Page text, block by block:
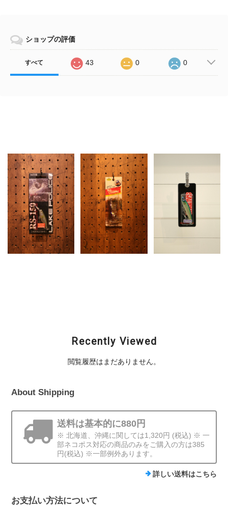
ショップの評価
すべて 43 0 0
Recently Viewed
閲覧履歴はまだありません。
About Shipping
送料は基本的に880円
※ 北海道、沖縄に関しては1,320円 (税込) ※ 一
部ネコポス対応の商品のみをご購入の方は385
円(税込) ※一部例外あります。
詳しい送料はこちら
お支払い方法について